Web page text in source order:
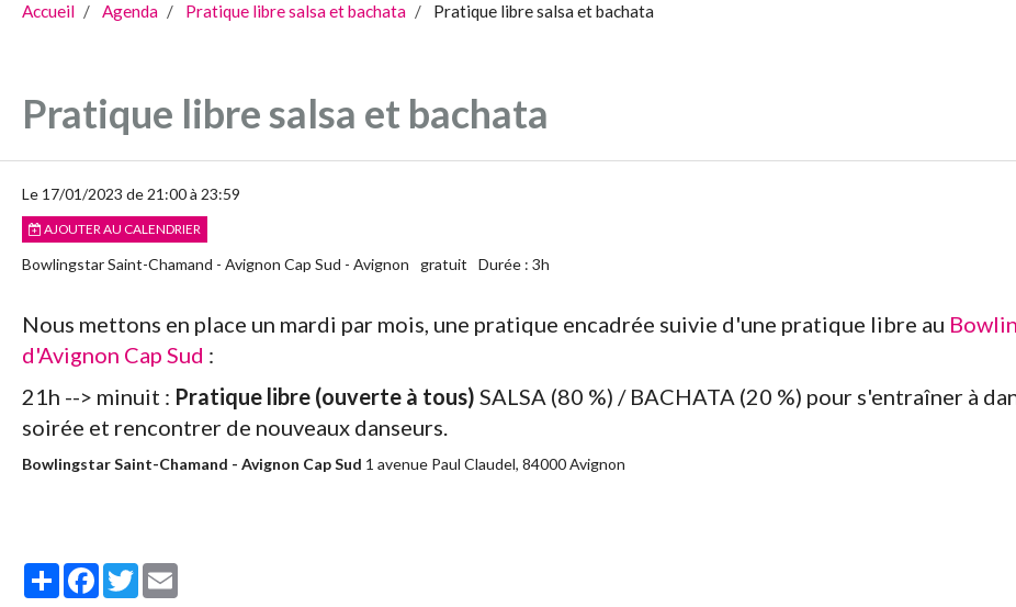
Accueil Agenda Pratique libre salsa et bachata Pratique libre salsa et bachata
Pratique libre salsa et bachata
Le 17/01/2023 de 21:00à 23:59
AJOUTER AU CALENDRIER
Bowlingstar Saint-Chamand - Avignon Cap Sud - Avignon gratuit Durée : 3h
Nous mettons en place un mardi par mois, une pratique encadrée suivie d'une pratique libre au
d'Avignon Cap Sud :
21h --> minuit : Pratique libre (ouverte à tous) SALSA (80 %) / BACHATA (20 %) pour s'entraîner à
soirée et rencontrer de nouveaux danseurs.
Bowlingstar Saint-Chamand - Avignon Cap Sud 1 avenue Paul Claudel, 84000 Avignon
PartagerFacebook
Twitter